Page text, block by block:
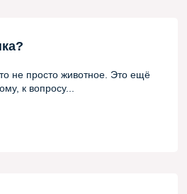
не просто животное. Это ещё
к вопросу...